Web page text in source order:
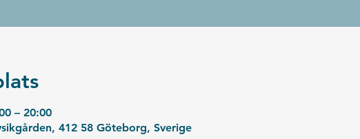
– 20:00
412 58 Göteborg, Sverige